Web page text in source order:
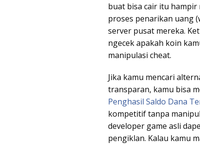
buat bisa cair itu hampir
proses penarikan uang
server pusat mereka.
ngecek apakah koin
manipulasi cheat.
Jika kamu mencari
transparan, kamu bisa
Penghasil Saldo Dana
kompetitif tanpa
developer game asli
pengiklan. Kalau kamu